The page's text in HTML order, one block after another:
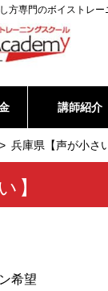
方専門のボイストレー
講師紹介
兵庫県【声が小さ
】
希望